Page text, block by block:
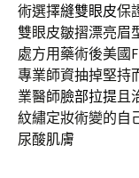
術選擇縫雙眼皮保
雙眼皮皺摺漂亮眉
處方用藥術後美國
專業師資抽掉堅持
業醫師臉部拉提且
紋繡定妝術變的自
尿酸肌膚